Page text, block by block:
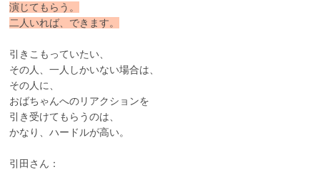
演じてもらう。
二人いれば、できます。
引きこもっていたい、
その人、一人しかいない場合は、
その人に、
おばちゃんへのリアクションを
引き受けてもらうのは、
かなり、ハードルが高い。
引田さん：